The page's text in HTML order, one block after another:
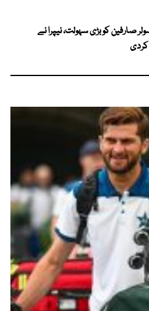
صارفین کو بڑی سہولت، نیپرا نے
کردی